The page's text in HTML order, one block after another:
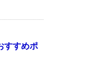
すすめポ